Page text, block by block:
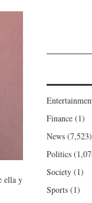
ella y
Finance (1)
News (7,523)
Politics
Society (1)
Sports (1)